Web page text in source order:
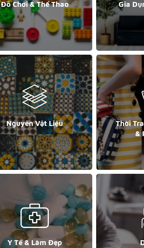
Đồ Chơi & Thể Thao Gia
Nguyên Vật Liệu
Thời
&
Y Tế & Làm Đẹp